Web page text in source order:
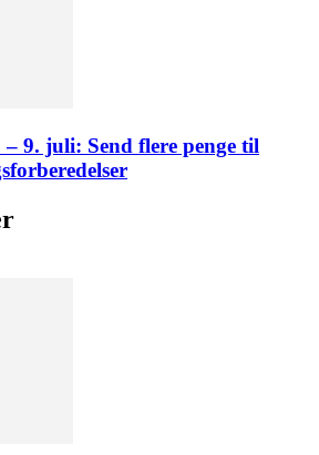
9. juli: Send flere penge til